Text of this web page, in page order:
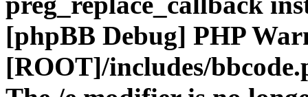
[phpBB Debug] PHP
[ROOT]/includes/